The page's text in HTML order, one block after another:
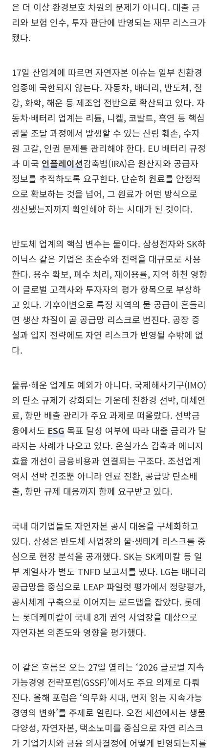
은 더 이상 환경보호 차원의 문제가 아니다. 대출 금
리와 보험 인수, 투자 판단에 반영되는 재무 리스크가
됐다.
17일 산업계에 따르면 자연자본 이슈는 일부 친환경
업종에 국한되지 않는다. 자동차, 배터리, 반도체, 철
강, 화학, 해운 등 제조업 전반으로 확산되고 있다. 자
동차·배터리 업계는 리튬, 니켈, 코발트, 흑연 등 핵심
광물 조달 과정에서 발생할 수 있는 산림 훼손, 수자
원 고갈, 인권 문제를 관리해야 한다. EU 배터리 규정
과 미국 인플레이션감축법(IRA)은 원산지와 공급자
정보를 추적하도록 요구한다. 단순히 원료를 안정적
으로 확보하는 것을 넘어, 그 원료가 어떤 방식으로
생산됐는지까지 확인해야 하는 시대가 된 것이다.
반도체 업계의 핵심 변수는 물이다. 삼성전자와 SK하
이닉스 같은 기업은 초순수와 전력을 대규모로 사용
한다. 용수 확보, 폐수 처리, 재이용률, 지역 하천 영향
이 글로벌 고객사와 투자자의 평가 항목으로 부상하
고 있다. 기후이변으로 특정 지역의 물 공급이 흔들리
면 생산 차질이 곧 공급망 리스크로 번진다. 공장 증
설과 입지 전략에도 자연 리스크가 반영될 수밖에 없
다.
물류·해운 업계도 예외가 아니다. 국제해사기구(IMO)
의 탄소 규제가 강화되는 가운데 친환경 선박, 대체연
료, 항만 배출 관리가 주요 과제로 떠올랐다. 선박금
융에서도 ESG 목표 달성 여부에 따라 대출 금리가 달
라지는 사례가 나오고 있다. 온실가스 감축과 에너지
효율 개선이 금융비용과 연결되는 구조다. 조선업계
역시 선박 건조뿐 아니라 연료 전환, 공급망 탄소배
출, 항만 규제 대응까지 함께 요구받고 있다.
국내 대기업들도 자연자본 공시 대응을 구체화하고
있다. 삼성은 반도체 사업장의 물·생태계 리스크를 중
심으로 현장 분석을 공개했다. SK는 SK케미칼 등 일
부 계열사가 별도 TNFD 보고서를 냈다. LG는 배터리
공급망을 중심으로 LEAP 파일럿 평가에서 정량평가,
공시체계 구축으로 이어지는 로드맵을 잡았다. 롯데
는 롯데케미칼이 국내 8개 권역 사업장을 대상으로
자연자본 의존도와 영향을 평가했다.
이 같은 흐름은 오는 27일 열리는 ‘2026 글로벌 지속
가능경영 전략포럼(GSSF)’에서도 주요 의제로 다뤄
진다. 올해 포럼은 ‘의무화 시대, 먼저 읽는 지속가능
경영의 변화’를 주제로 열린다. 오전 세션에서는 생물
다양성, 자연자본, 택소노미를 중심으로 자연 리스크
가 기업가치와 금융 의사결정에 어떻게 반영되는지를